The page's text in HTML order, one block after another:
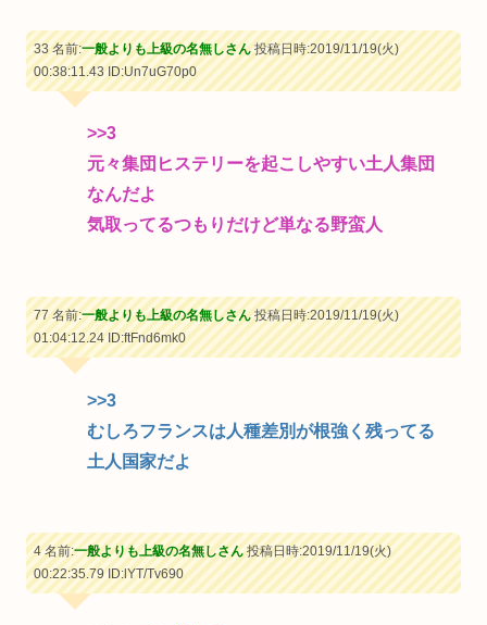
33 名前:一般よりも上級の名無しさん投稿日時:2019/11/19(火)
00:38:11.43ID:Un7uG70p0
>>3
元々集団ヒステリーを起こしやすい土人集団
なんだよ
気取ってるつもりだけど単なる野蛮人
77 名前:一般よりも上級の名無しさん投稿日時:2019/11/19(火)
01:04:12.24ID:ftFnd6mk0
>>3
むしろフランスは人種差別が根強く残ってる
土人国家だよ
4 名前:一般よりも上級の名無しさん投稿日時:2019/11/19(火)
00:22:35.79ID:lYT/Tv690